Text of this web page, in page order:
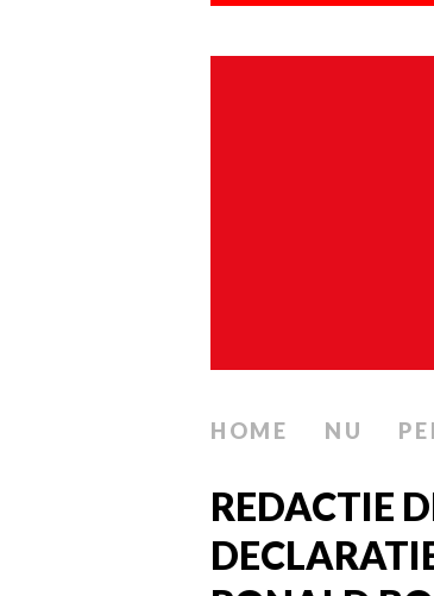
HOME NU
REDACTIE